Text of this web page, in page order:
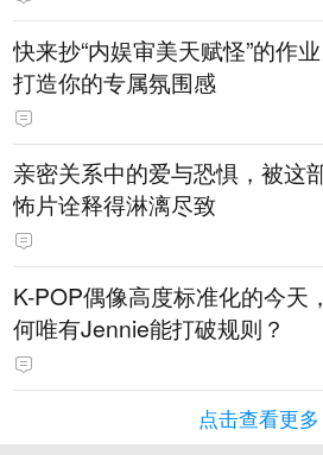
快来抄“内娱审美天赋怪”的作业
打造你的专属氛围感
亲密关系中的爱与恐惧，被这
怖片诠释得淋漓尽致
K-POP偶像高度标准化的今天
何唯有Jennie能打破规则？
点击查看更多